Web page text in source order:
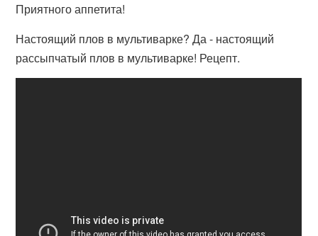
Приятного аппетита!
Настоящий плов в мультиварке? Да - настоящий
рассыпчатый плов в мультиварке! Рецепт.